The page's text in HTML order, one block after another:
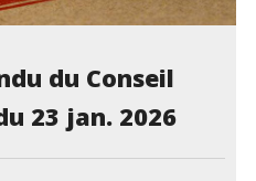
du Conseil
23 jan. 2026